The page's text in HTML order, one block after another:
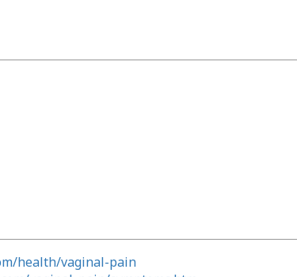
health/vaginal-pain